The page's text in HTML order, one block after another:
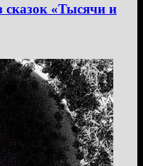
«Тысячи и